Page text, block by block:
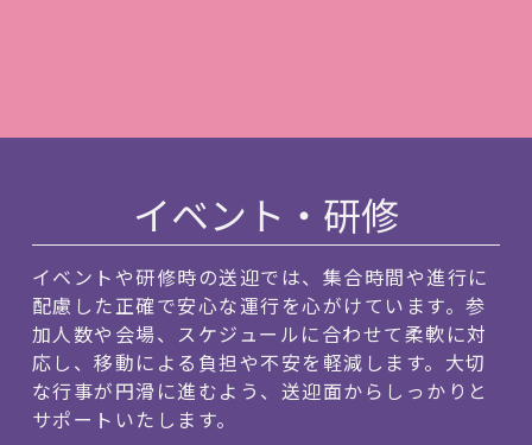
イベント・研修
イベントや研修時の送迎では、集合時間や進行に
配慮した正確で安心な運行を心がけています。参
加人数や会場、スケジュールに合わせて柔軟に対
応し、移動による負担や不安を軽減します。大切
な行事が円滑に進むよう、送迎面からしっかりと
サポートいたします。